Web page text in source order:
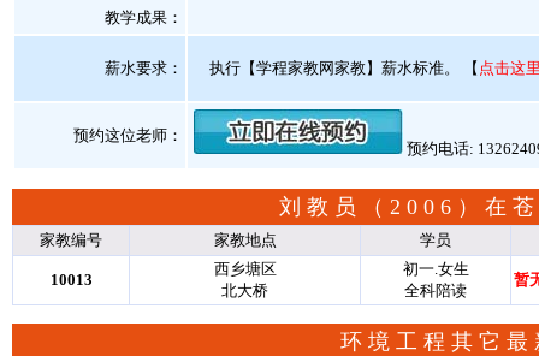
教学成果：
薪水要求： 执行【学程家教网家教】薪水标准。 【 点击这
预约这位老师：
预约电话:
刘教员（2006）在
家教编号 家教地点 学员
10013
西乡塘区
北大桥
初一.女生
全科陪读
暂
环境工程其它